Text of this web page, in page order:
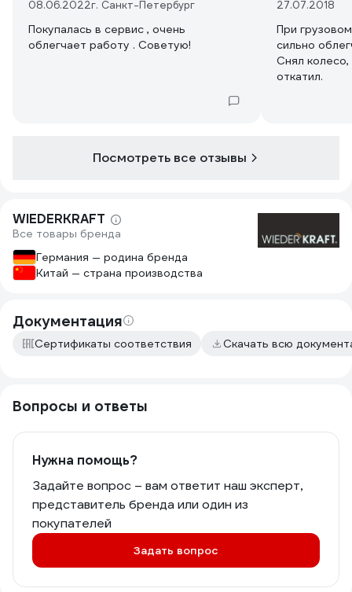
08.06.2022г. Санкт-Петербург
Покупалась в сервис , очень
облегчает работу . Советую!
27.07.2018
При
сильно
Снял колесо,
откатил.
Посмотреть все отзывы
WIEDERKRAFT
Все товары бренда
Германия — родина бренда
Китай — страна производства
Документация
Сертификаты соответствия Скачать всю
Вопросы и ответы
Нужна помощь?
Задайте вопрос – вам ответит наш эксперт,
представитель бренда или один из
покупателей
Задать вопрос